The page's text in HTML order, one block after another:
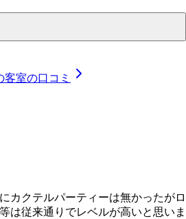
室の口コミ
カクテルパーティーは無かったがロ
は従来通りでレベルが高いと思いま